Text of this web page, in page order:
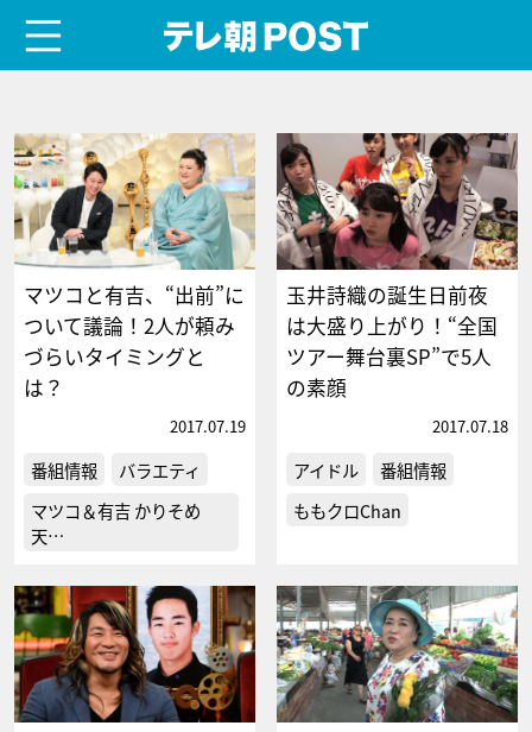
マツコと有吉、“出前”に
ついて議論！2人が頼み
づらいタイミングと
は？
2017.07.19
番組情報
バラエティ
マツコ＆有吉 かりそめ
天…
玉井詩織の誕生日前夜
は大盛り上がり！“全国
ツアー舞台裏SP”で5人
の素顔
2017.07.18
アイドル
番組情報
ももクロChan